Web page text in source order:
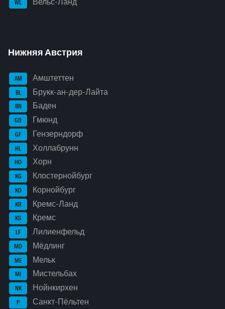
WL
Нижняя Австрия
AM Амштеттен
BL Брукк-ан-дер-Лайта
BN Баден
GD Гмюнд
GF Гензерндорф
HL Холлабрунн
HO Хорн
KG Клостернойбург
KO Корнойбург
KR Кремс-Ланд
KS Кремс
LF Лилиенфельд
MD Мёдлинг
ME Мельк
MI Мистельбах
NK Нойнкирхен
P Санкт-Пёльтен